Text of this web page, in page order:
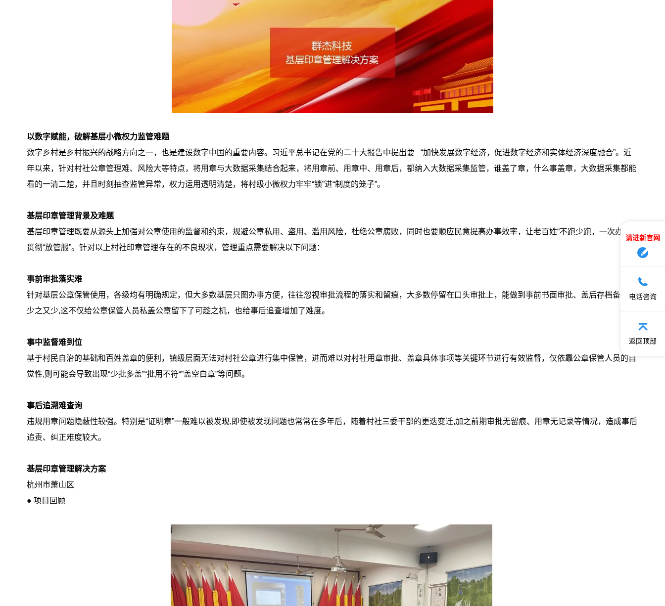
以数字赋能，破解基层小微权力监管难题
数字乡村是乡村振兴的战略方向之一，也是建设数字中国的重要内容。习近平总书记在党的二十大报告中提出要 “加快发展数字经济，促进数字经济和实体经济深度融合”。近
年以来，针对村社公章管理难、风险大等特点，将用章与大数据采集结合起来，将用章前、用章中、用章后，都纳入大数据采集监管，谁盖了章，什么事盖章，大数据采集都能
看的一清二楚，并且时刻抽查监管异常，权力运用透明清楚，将村级小微权力牢牢“锁”进“制度的笼子”。
基层印章管理背景及难题
基层印章管理既要从源头上加强对公章使用的监督和约束，规避公章私用、盗用、滥用风险，杜绝公章腐败，同时也要顺应民意提高办事效率，让老百姓“不跑少跑，一次办好”
贯彻“放管服”。针对以上村社印章管理存在的不良现状，管理重点需要解决以下问题：
事前审批落实难
针对基层公章保管使用，各级均有明确规定，但大多数基层只图办事方便，往往忽视审批流程的落实和留痕，大多数停留在口头审批上，能做到事前书面审批、盖后存档备查的
少之又少,这不仅给公章保管人员私盖公章留下了可趁之机，也给事后追查增加了难度。
事中监督难到位
基于村民自治的基础和百姓盖章的便利，镇级层面无法对村社公章进行集中保管，进而难以对村社用章审批、盖章具体事项等关键环节进行有效监督，仅依靠公章保管人员的自
觉性,则可能会导致出现“少批多盖”“批用不符“”盖空白章”等问题。
事后追溯难查询
违规用章问题隐蔽性较强。特别是“证明章”一般难以被发现,即使被发现问题也常常在多年后，随着村社三委干部的更迭变迁,加之前期审批无留痕、用章无记录等情况，造成事后
追责、纠正难度较大。
基层印章管理解决方案
杭州市萧山区
● 项目回顾
请进新官网
电话咨询
返回顶部